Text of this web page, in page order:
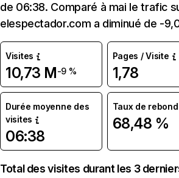
de 06:38. Comparé à mai le trafic
elespectador.com a diminué de -
Visites
10,73 M-9 %
Pages / Visite
1,78
Durée moyenne des
visites
06:38
Taux de rebond
68,48 %
Total des visites durant les 3